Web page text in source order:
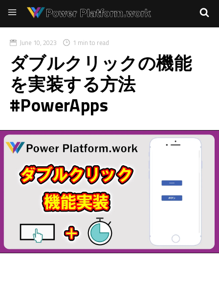
June 10, 2023 1 min to read
ダブルクリックの機能
を実装する方法
#PowerApps